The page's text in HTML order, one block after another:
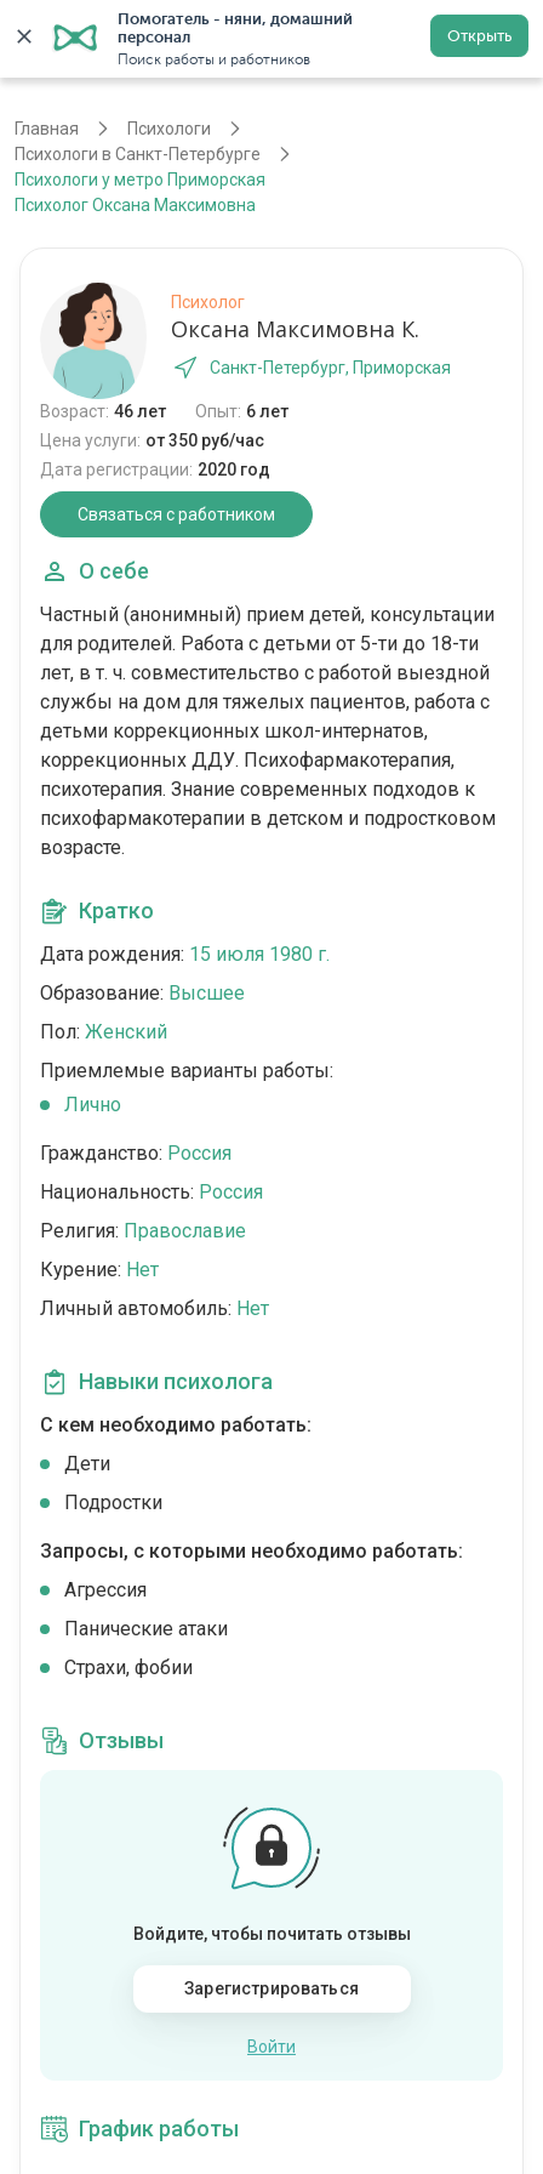
Помогатель - няни, домашний
персонал
Поиск работы и работников
Открыть
Санкт-Петербург Регистрация
Главная
Психологи
Психологи в Санкт-Петербурге
Психологи у метро Приморская
Психолог Оксана Максимовна
Психолог
Оксана Максимовна К.
Санкт-Петербург, Приморская
Возраст: 46 лет Опыт: 6 лет
Цена услуги: от 350 руб/час
Дата регистрации: 2020 год
Связаться с работником
О себе
Частный (анонимный) прием детей, консультации
для родителей. Работа с детьми от 5-ти до 18-ти
лет, в т. ч. совместительство с работой выездной
службы на дом для тяжелых пациентов, работа с
детьми коррекционных школ-интернатов,
коррекционных ДДУ. Психофармакотерапия,
психотерапия. Знание современных подходов к
психофармакотерапии в детском и подростковом
возрасте.
Кратко
Дата рождения: 15 июля 1980 г.
Образование: Высшее
Пол: Женский
Приемлемые варианты работы:
Лично
Гражданство: Россия
Национальность: Россия
Религия: Православие
Курение: Нет
Личный автомобиль: Нет
Навыки психолога
С кем необходимо работать:
Дети
Подростки
Запросы, с которыми необходимо работать:
Агрессия
Панические атаки
Страхи, фобии
Отзывы
Войдите, чтобы почитать отзывы
Зарегистрироваться
Войти
График работы